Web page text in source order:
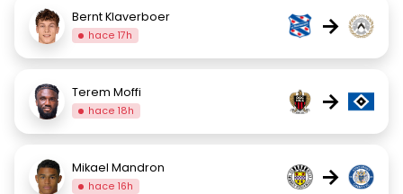
Bernt Klaverboer
hace 17h →
Terem Moffi
hace 18h →
Mikael Mandron
hace 16h →